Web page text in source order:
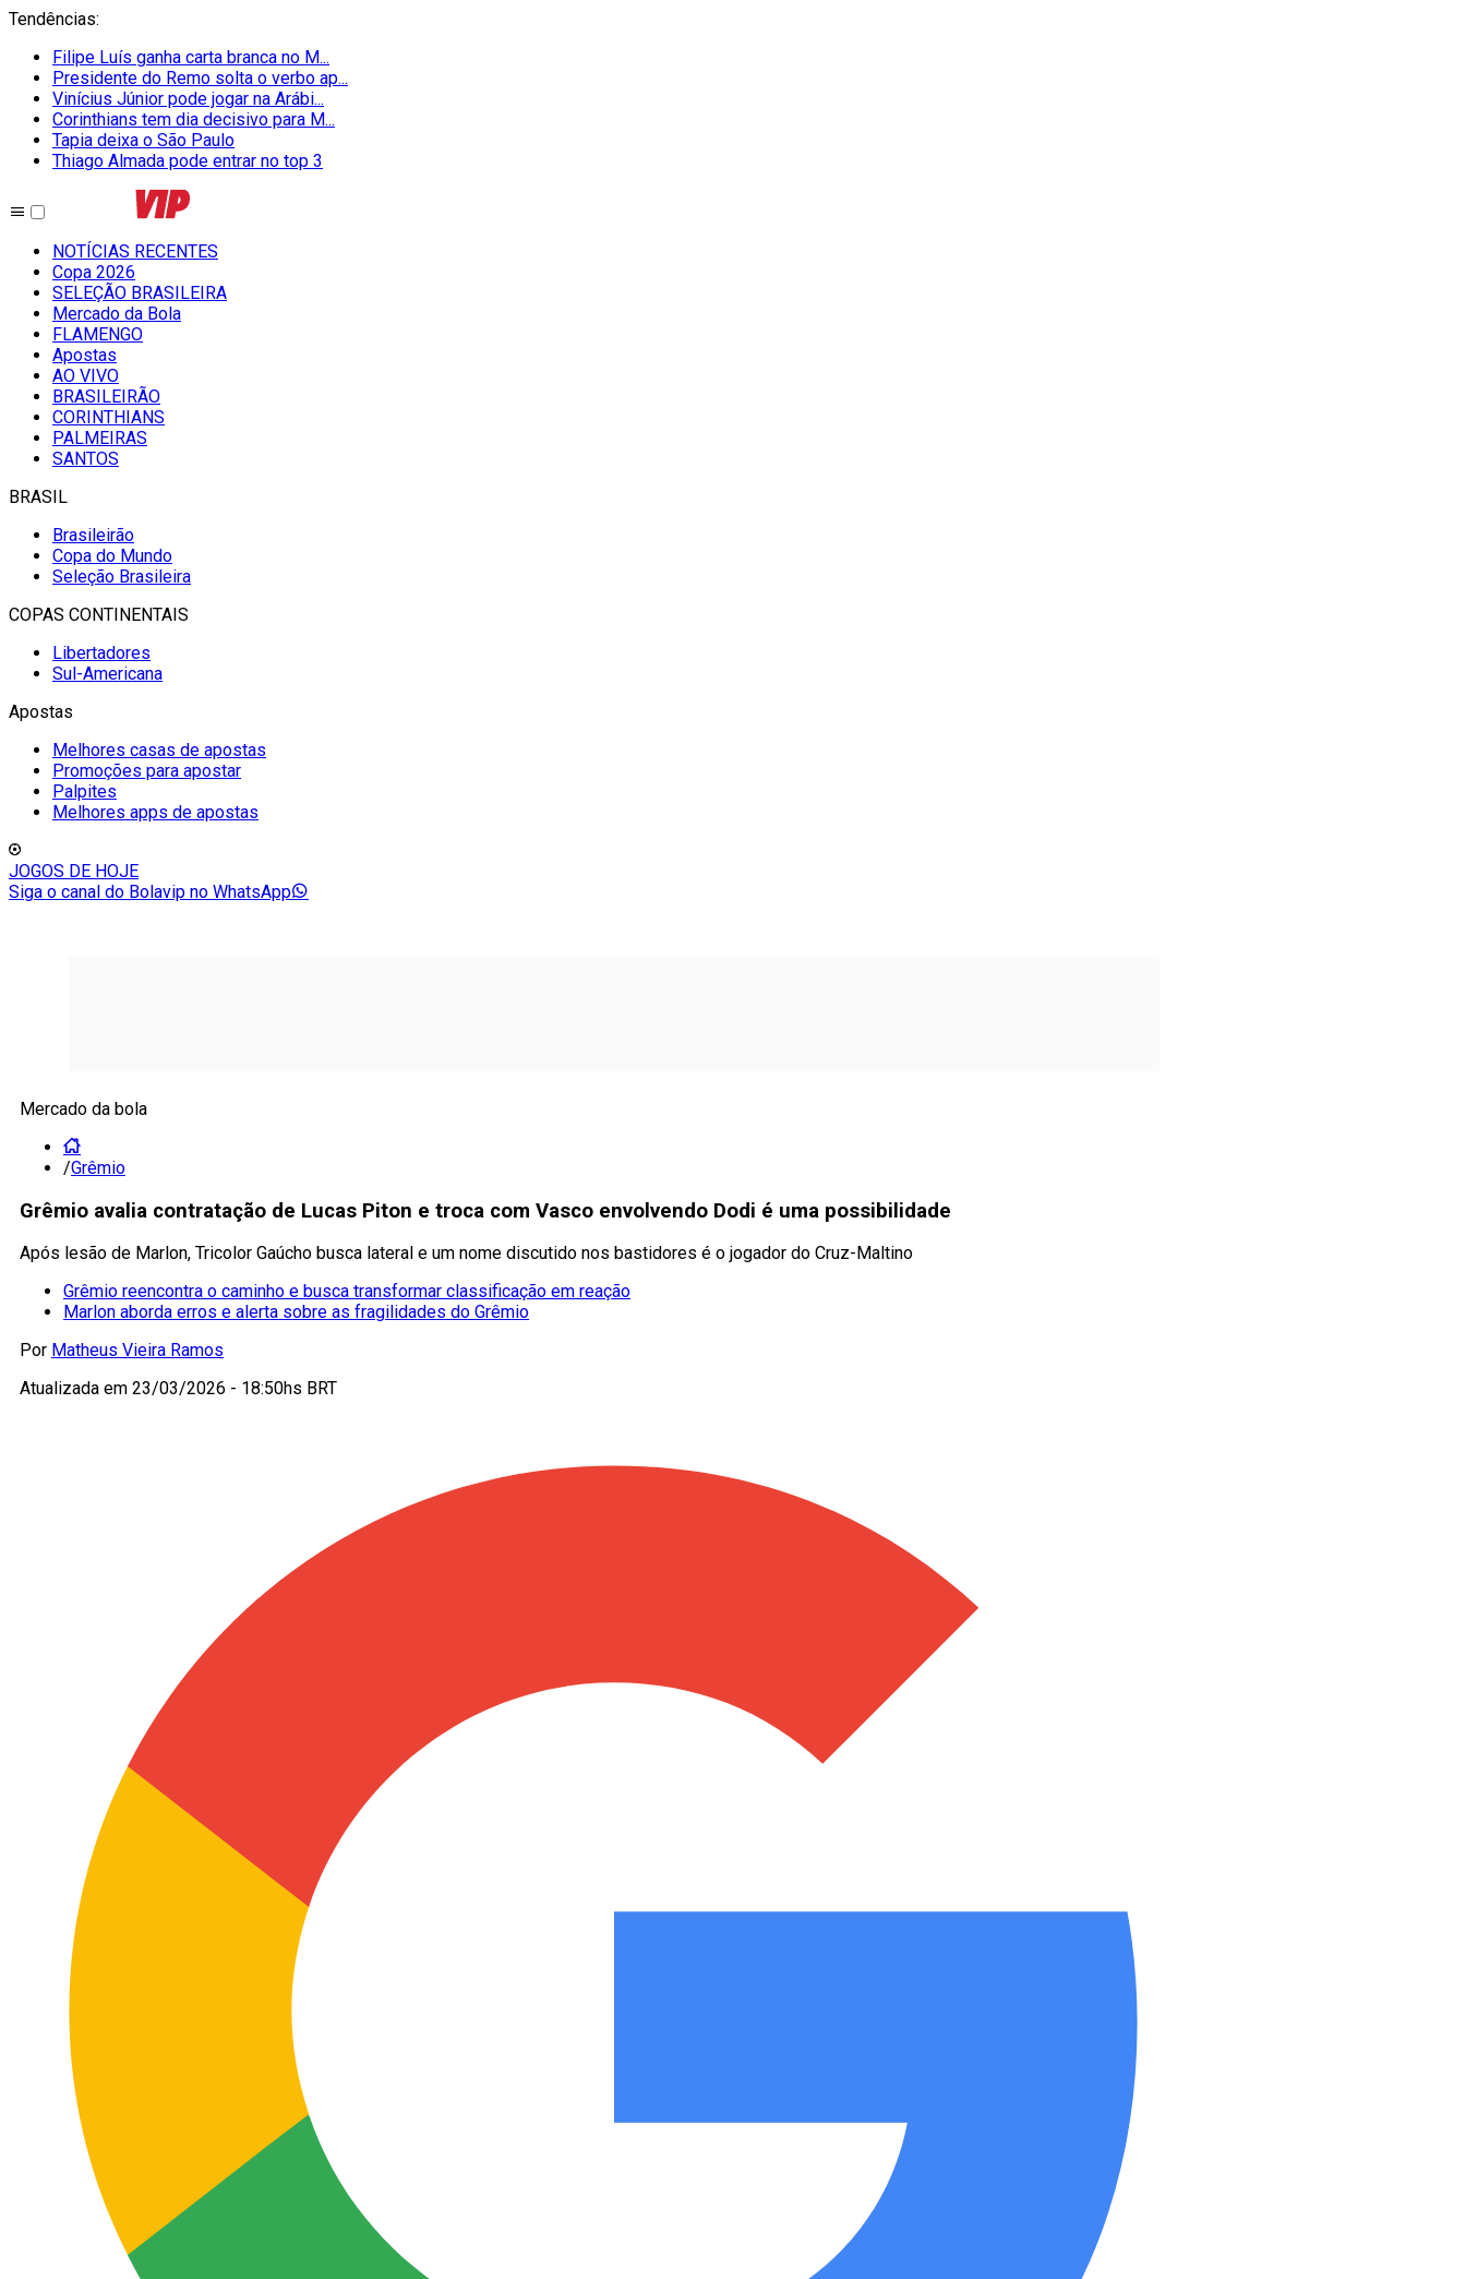
Tendências:
Filipe Luís ganha carta branca no M...
Presidente do Remo solta o verbo ap...
Vinícius Júnior pode jogar na Arábi...
Corinthians tem dia decisivo para M...
Tapia deixa o São Paulo
Thiago Almada pode entrar no top 3
NOTÍCIAS RECENTES
Copa 2026
SELEÇÃO BRASILEIRA
Mercado da Bola
FLAMENGO
Apostas
AO VIVO
BRASILEIRÃO
CORINTHIANS
PALMEIRAS
SANTOS
BRASIL
Brasileirão
Copa do Mundo
Seleção Brasileira
COPAS CONTINENTAIS
Libertadores
Sul-Americana
Apostas
Melhores casas de apostas
Promoções para apostar
Palpites
Melhores apps de apostas
JOGOS DE HOJE
Siga o canal do Bolavip no WhatsApp
Mercado da bola
/Grêmio
Grêmio avalia contratação de Lucas Piton e troca com Vasco envolvendo Dodi é uma possibilidade
Após lesão de Marlon, Tricolor Gaúcho busca lateral e um nome discutido nos bastidores é o jogador do Cruz-Maltino
Grêmio reencontra o caminho e busca transformar classificação em reação
Marlon aborda erros e alerta sobre as fragilidades do Grêmio
Por Matheus Vieira Ramos
Atualizada em 23/03/2026 - 18:50hs BRT